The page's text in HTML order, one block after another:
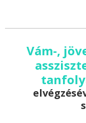
Vám-,